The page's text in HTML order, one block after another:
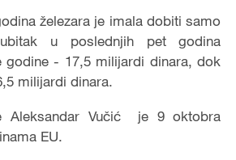
železara je imala dobiti samo
u poslednjih pet godina
godine - 17,5 milijardi dinara, dok
milijardi dinara.
Aleksandar Vučić je 9 oktobra
EU.